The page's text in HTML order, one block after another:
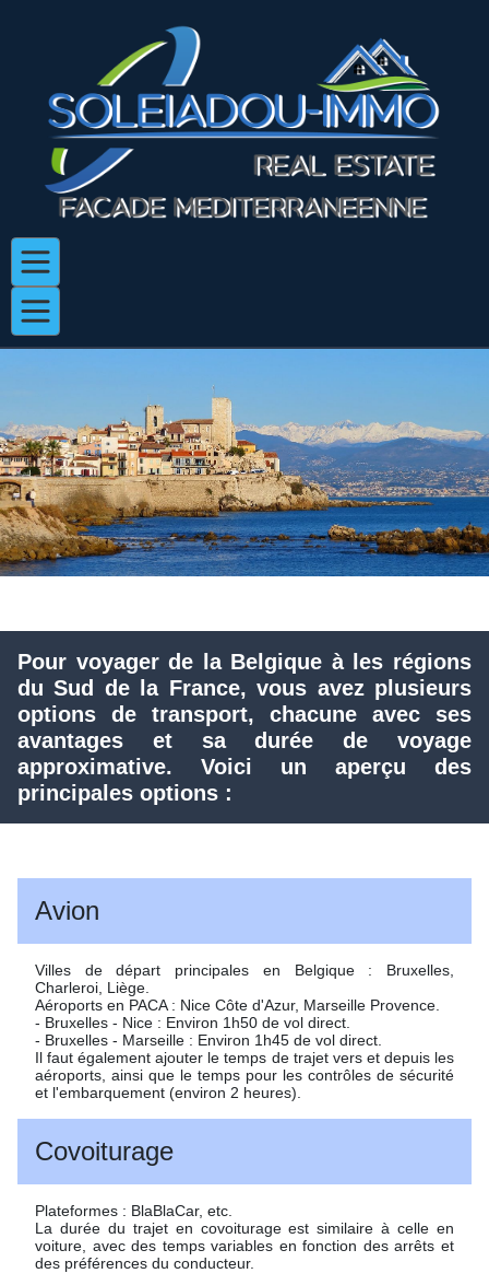
Pour voyager de la Belgique à les régions
du Sud de la France, vous avez plusieurs
options de transport, chacune avec ses
avantages et sa durée de voyage
approximative. Voici un aperçu des
principales options :
Avion
Villes de départ principales en Belgique : Bruxelles,
Charleroi, Liège.
Aéroports en PACA : Nice Côte d'Azur, Marseille Provence.
- Bruxelles - Nice : Environ 1h50 de vol direct.
- Bruxelles - Marseille : Environ 1h45 de vol direct.
Il faut également ajouter le temps de trajet vers et depuis les
aéroports, ainsi que le temps pour les contrôles de sécurité
et l'embarquement (environ 2 heures).
Covoiturage
Plateformes : BlaBlaCar, etc.
La durée du trajet en covoiturage est similaire à celle en
voiture, avec des temps variables en fonction des arrêts et
des préférences du conducteur.